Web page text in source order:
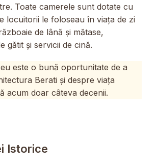
Toate camerele sunt dotate cu
locuitorii le foloseau în viața de zi
de lână și mătase,
gătit și servicii de cină.
este o bună oportunitate de a
Berati și despre viața
acum doar câteva decenii.
Istorice